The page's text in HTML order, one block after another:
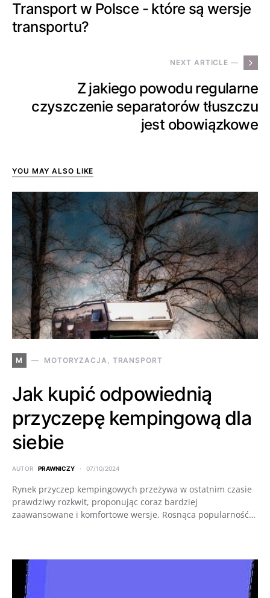
Transport w Polsce - które są wersje
transportu?
NEXT ARTICLE —
Z jakiego powodu regularne
czyszczenie separatorów tłuszczu
jest obowiązkowe
YOU MAY ALSO LIKE
M MOTORYZACJA, TRANSPORT
Jak kupić odpowiednią
przyczepę kempingową dla
siebie
AUTOR PRAWNICZY 07/10/2024
Rynek przyczep kempingowych przeżywa w ostatnim czasie
prawdziwy rozkwit, proponując coraz bardziej
zaawansowane i komfortowe wersje. Rosnąca popularność…